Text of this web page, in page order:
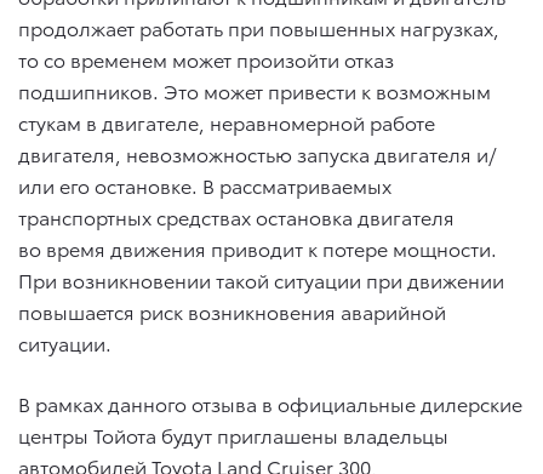
продолжает работать при повышенных нагрузках,
то со временем может произойти отказ
подшипников. Это может привести к возможным
стукам в двигателе, неравномерной работе
двигателя, невозможностью запуска двигателя и/
или его остановке. В рассматриваемых
транспортных средствах остановка двигателя
во время движения приводит к потере мощности.
При возникновении такой ситуации при движении
повышается риск возникновения аварийной
ситуации.
В рамках данного отзыва в официальные дилерские
центры Тойота будут приглашены владельцы
автомобилей Toyota Land Cruiser 300